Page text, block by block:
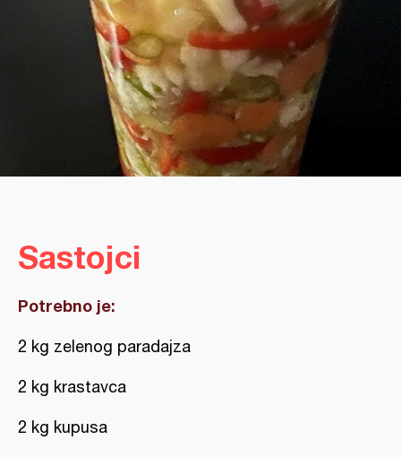
Sastojci
Potrebno je:
2 kg zelenog paradajza
2 kg krastavca
2 kg kupusa